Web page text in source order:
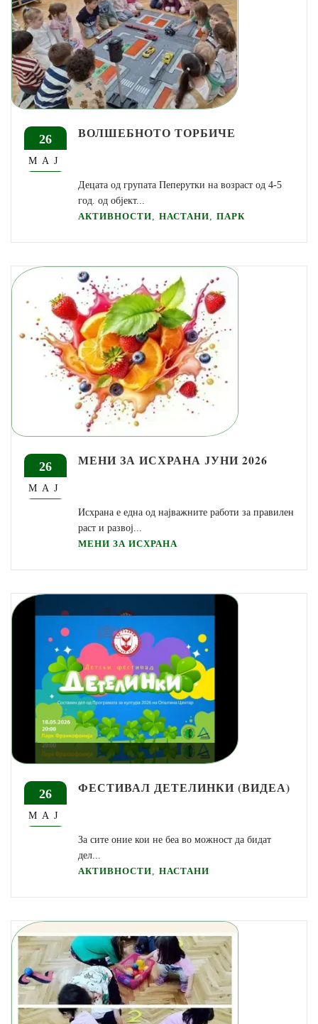
26
МАЈ
ВОЛШЕБНОТО ТОРБИЧЕ
Децата од групата Пеперутки на возраст од 4-5
год. од објект...
АКТИВНОСТИ ,НАСТАНИ ,ПАРК
26
МАЈ
МЕНИ ЗА ИСХРАНА ЈУНИ 2026
Исхрана е една од најважните работи за правилен
раст и развој...
МЕНИ ЗА ИСХРАНА
26
МАЈ
ФЕСТИВАЛ ДЕТЕЛИНКИ (ВИДЕА)
За сите оние кои не беа во можност да бидат
дел...
АКТИВНОСТИ ,НАСТАНИ